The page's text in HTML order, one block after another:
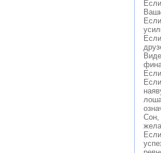
Сон,